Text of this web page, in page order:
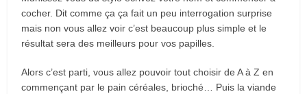
cocher. Dit comme ça ça fait un peu interrogation surprise
mais non vous allez voir c’est beaucoup plus simple et le
résultat sera des meilleurs pour vos papilles.
Alors c’est parti, vous allez pouvoir tout choisir de A à Z en
commençant par le pain céréales, brioché… Puis la viande